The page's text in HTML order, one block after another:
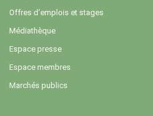
Offres d’emplois et stages
Médiathèque
Espace presse
Espace membres
Marchés publics